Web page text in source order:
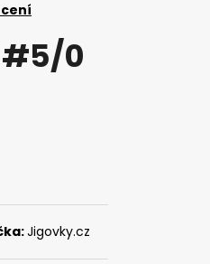
#5/0
Jigovky.cz
Následující